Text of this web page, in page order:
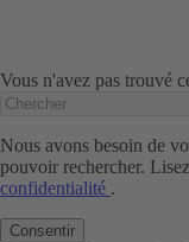
Vous n'avez pas trouvé
Nous avons besoin de
pouvoir rechercher.
confidentialité .
Consentir